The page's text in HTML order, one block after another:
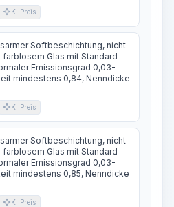
KI Preis
Softbeschichtung, nicht
Glas mit Standard-
Emissionsgrad 0,03-
mindestens 0,84, Nenndicke
KI Preis
Softbeschichtung, nicht
Glas mit Standard-
Emissionsgrad 0,03-
mindestens 0,85, Nenndicke
KI Preis